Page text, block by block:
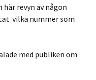
revyn av någon
vilka nummer som
med publiken om